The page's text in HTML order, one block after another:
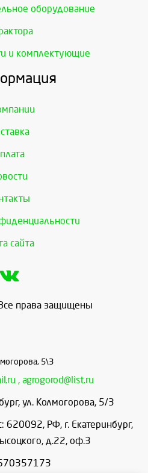
оборудование
и комплектующие
сайта
права защищены
5\3
, agrogorod@list.ru
, ул. Колмогорова, 5/3
РФ, г. Екатеринбург,
д.22, оф.3